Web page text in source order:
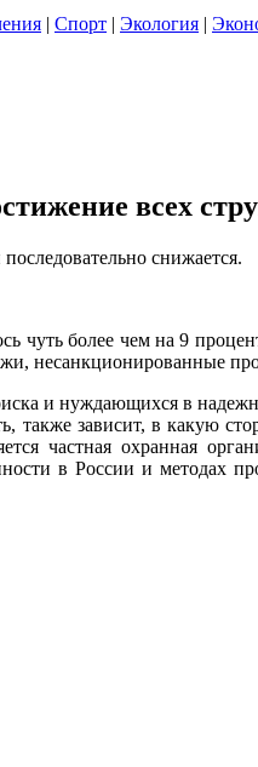
| Спорт | Экология |
всех
снижается.
чуть более чем на 9
несанкционированные
и нуждающихся в
также зависит, в какую
охранная
в России и методах